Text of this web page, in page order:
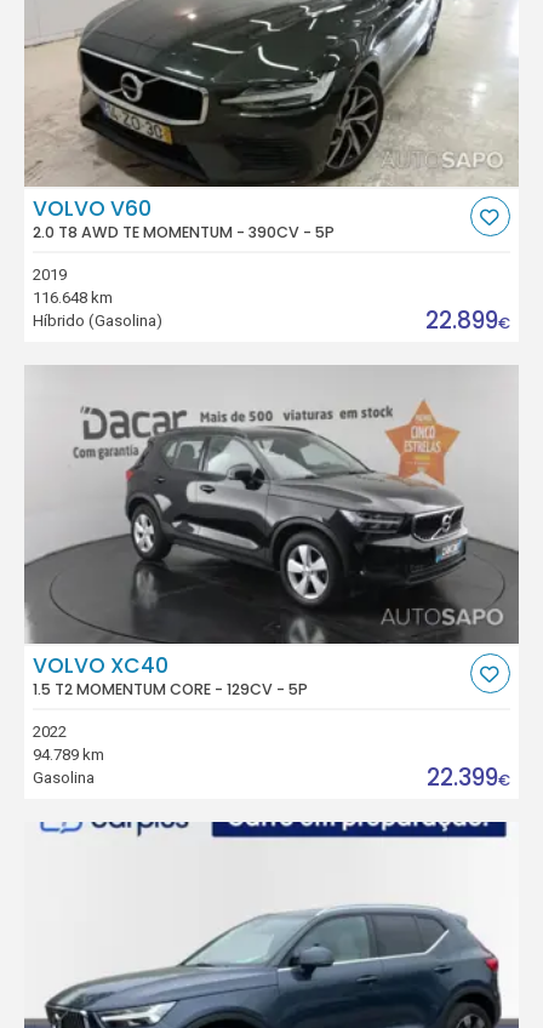
VOLVO V60
2.0 T8 AWD TE MOMENTUM - 390CV - 5P
2019
116.648 km
Híbrido (Gasolina)
22.899€
VOLVO XC40
1.5 T2 MOMENTUM CORE - 129CV - 5P
2022
94.789 km
Gasolina
22.399€